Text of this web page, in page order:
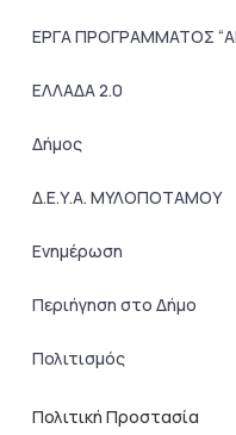
ΕΡΓΑ ΠΡΟΓΡΑΜΜΑΤΟΣ
ΕΛΛΑΔΑ 2.0
Δήμος
Δ.Ε.Υ.Α. ΜΥΛΟΠΟΤΑΜΟΥ
Ενημέρωση
Περιήγηση στο Δήμο
Πολιτισμός
Πολιτική Προστασία